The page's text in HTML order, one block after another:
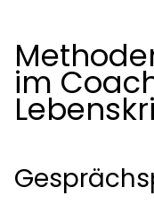
im